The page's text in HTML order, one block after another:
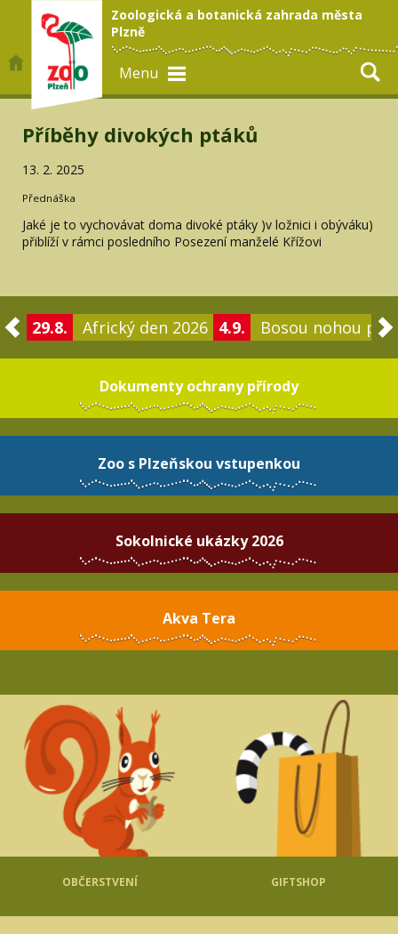
Zoologická a botanická zahrada města
Plzně
Menu
Příběhy divokých ptáků
13. 2. 2025
Přednáška
Jaké je to vychovávat doma divoké ptáky )v ložnici i obýváku)
přiblíží v rámci posledního Posezení manželé Křížovi
29.8. Africký den 2026 4.9. Bosou nohou po
Dokumenty ochrany přírody
Zoo s Plzeňskou vstupenkou
Sokolnické ukázky 2026
Akva Tera
OBČERSTVENÍ GIFTSHOP